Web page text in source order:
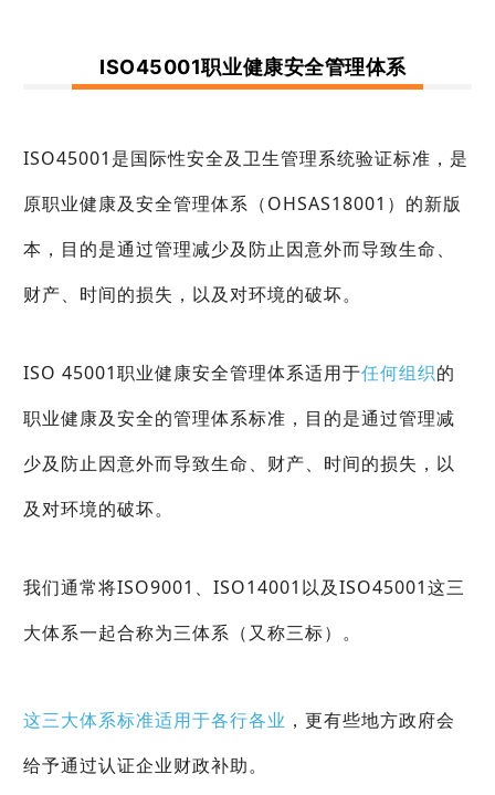
ISO45001职业健康安全管理体系
ISO45001是国际性安全及卫生管理系统验证标准，是
原职业健康及安全管理体系（OHSAS18001）的新版
本，目的是通过管理减少及防止因意外而导致生命、
财产、时间的损失，以及对环境的破坏。
ISO 45001职业健康安全管理体系适用于任何组织的
职业健康及安全的管理体系标准，目的是通过管理减
少及防止因意外而导致生命、财产、时间的损失，以
及对环境的破坏。
我们通常将ISO9001、ISO14001以及ISO45001这三
大体系一起合称为三体系（又称三标）。
这三大体系标准适用于各行各业 ，更有些地方政府会
给予通过认证企业财政补助。